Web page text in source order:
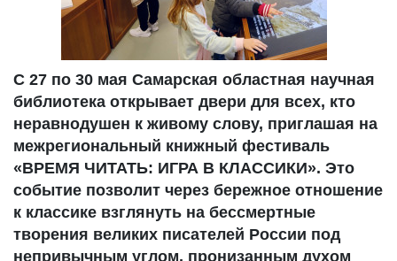
С 27 по 30 мая Самарская областная научная
библиотека открывает двери для всех, кто
неравнодушен к живому слову, приглашая на
межрегиональный книжный фестиваль
«ВРЕМЯ ЧИТАТЬ: ИГРА В КЛАССИКИ». Это
событие позволит через бережное отношение
к классике взглянуть на бессмертные
творения великих писателей России под
непривычным углом, пронизанным духом